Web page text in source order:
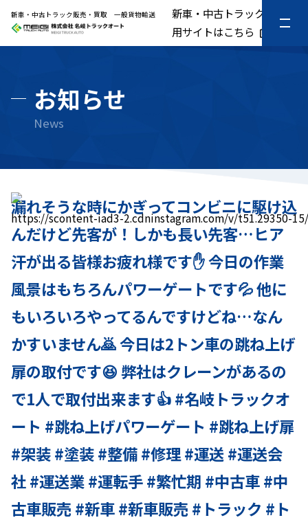
新車・中古トラック販売・買取 一般貨物輸送
新車・中古トラック販売専
用サイトはこちら
お知らせ
漏れそうな時にかぎってコンビニに駆け込
んだけど先客が！しかも長い先客…ヒア
汗が出る皆様お疲れ様です✋ 今日の作業
風景はもちろんパワーゲートです💦 他に
もいろいろやってるんですけどね…なん
かすいません🙇 今日は2トン車の跳ね上げ
扉の取付です😆 弊社はクレーンがあるの
で1人で取付出来ます👍 #名岐トラックオ
ート #跳ね上げパワーゲート #跳ね上げ扉
#架装 #塗装 #整備 #修理 #運送 #運送会
社 #運送業 #運転手 #繁忙期 #中古車 #中
古車販売 #新車 #新車販売 #トラック #ト
https://scontent-iad3-2.cdninstagram.com/v/t51.29350-15/